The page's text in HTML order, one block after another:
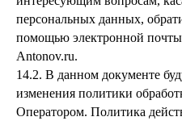
персональных данных,
помощью электронной
Antonov.ru.
14.2. В данном документе
изменения политики
Оператором. Политика